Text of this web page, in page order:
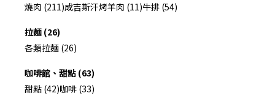
燒肉 (211)成吉斯汗烤羊肉 (11)牛排 (54)
拉麵 (26)
各類拉麵 (26)
咖啡館、甜點 (63)
甜點 (42)咖啡 (33)